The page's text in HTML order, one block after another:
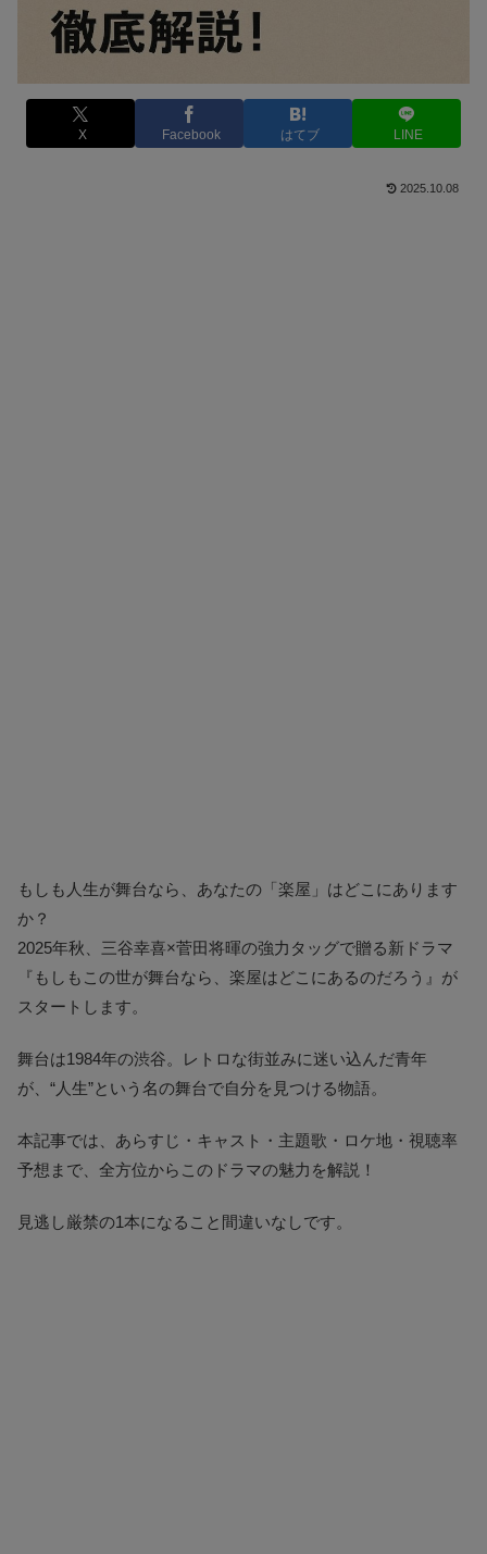
X Facebook はてブ LINE
2025.10.08
もしも人生が舞台なら、あなたの「楽屋」はどこにあります
か？
2025年秋、三谷幸喜×菅田将暉の強力タッグで贈る新ドラマ
『もしもこの世が舞台なら、楽屋はどこにあるのだろう』が
スタートします。
舞台は1984年の渋谷。レトロな街並みに迷い込んだ青年
が、“人生”という名の舞台で自分を見つける物語。
本記事では、あらすじ・キャスト・主題歌・ロケ地・視聴率
予想まで、全方位からこのドラマの魅力を解説！
見逃し厳禁の1本になること間違いなしです。